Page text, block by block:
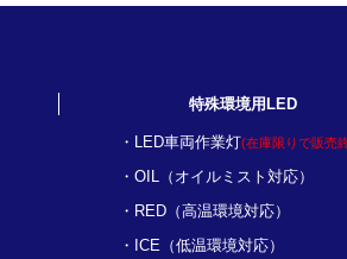
特殊環境用LED
LED車両作業灯(在庫限りで販売
OIL（オイルミスト対応）
RED（高温環境対応）
ICE（低温環境対応）